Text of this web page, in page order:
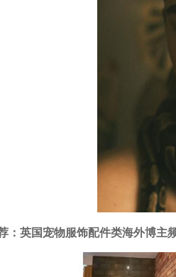
：英国宠物服饰配件类海外博主